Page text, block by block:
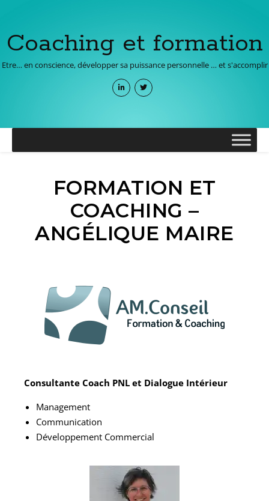
Coaching et formation
Etre… en conscience, développer sa puissance personnelle … et s'accomplir
FORMATION ET
COACHING –
ANGÉLIQUE MAIRE
Consultante Coach PNL et Dialogue Intérieur
Management
Communication
Développement Commercial